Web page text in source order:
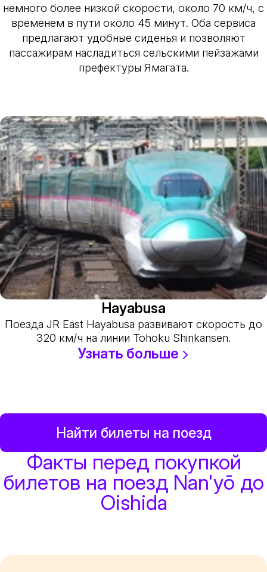
немного более низкой скорости, около 70 км/ч, с
временем в пути около 45 минут. Оба сервиса
предлагают удобные сиденья и позволяют
пассажирам насладиться сельскими пейзажами
префектуры Ямагата.
Hayabusa
Поезда JR East Hayabusa развивают скорость до
320 км/ч на линии Tohoku Shinkansen.
Узнать больше
Найти билеты на поезд
Факты перед покупкой
билетов на поезд Nan'yō до
Oishida